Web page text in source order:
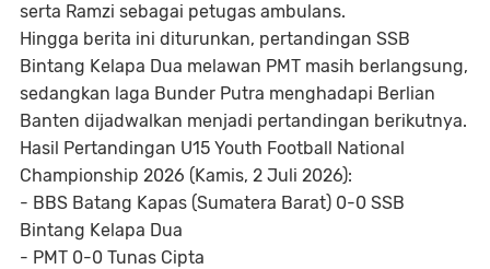
serta Ramzi sebagai petugas ambulans.
Hingga berita ini diturunkan, pertandingan SSB
Bintang Kelapa Dua melawan PMT masih berlangsung,
sedangkan laga Bunder Putra menghadapi Berlian
Banten dijadwalkan menjadi pertandingan berikutnya.
Hasil Pertandingan U15 Youth Football National
Championship 2026 (Kamis, 2 Juli 2026):
- BBS Batang Kapas (Sumatera Barat) 0-0 SSB
Bintang Kelapa Dua
- PMT 0-0 Tunas Cipta